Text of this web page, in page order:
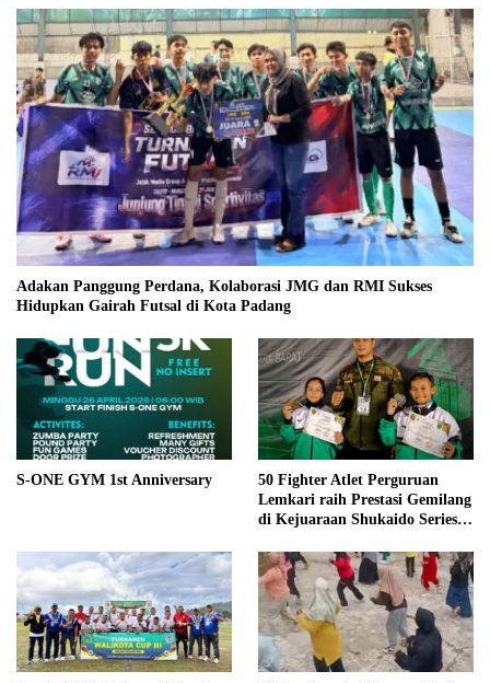
Adakan Panggung Perdana, Kolaborasi JMG dan RMI Sukses
Hidupkan Gairah Futsal di Kota Padang
S-ONE GYM 1st Anniversary
50 Fighter Atlet Perguruan
Lemkari raih Prestasi Gemilang
di Kejuaraan Shukaido Series 1